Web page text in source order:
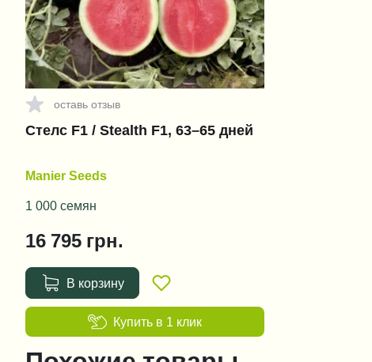
оставь отзыв
Стелс F1 / Stealth F1, 63–65 дней
Manier Seeds
1 000 семян
16 795 грн.
В корзину
Купить в 1 клик